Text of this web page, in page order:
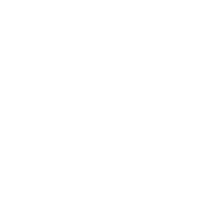
ありません。
です。
ず変更すること